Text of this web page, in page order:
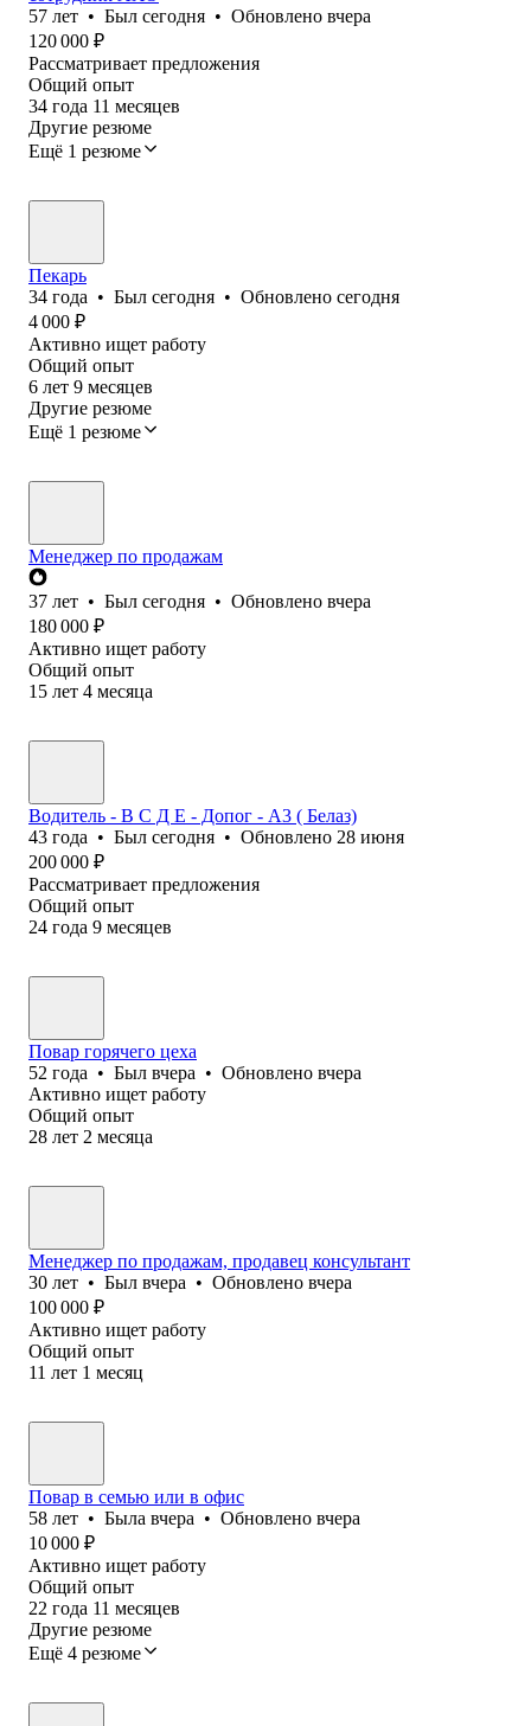
57 лет • Был сегодня • Обновлено вчера
120 000 ₽
Рассматривает предложения
Общий опыт
34 года 11 месяцев
Другие резюме
Ещё 1 резюме
Пекарь
34 года • Был сегодня • Обновлено сегодня
4 000 ₽
Активно ищет работу
Общий опыт
6 лет 9 месяцев
Другие резюме
Ещё 1 резюме
Менеджер по продажам
37 лет • Был сегодня • Обновлено вчера
180 000 ₽
Активно ищет работу
Общий опыт
15 лет 4 месяца
Водитель - В С Д Е - Допог - А3 ( Белаз)
43 года • Был сегодня • Обновлено 28 июня
200 000 ₽
Рассматривает предложения
Общий опыт
24 года 9 месяцев
Повар горячего цеха
52 года • Был вчера • Обновлено вчера
Активно ищет работу
Общий опыт
28 лет 2 месяца
Менеджер по продажам, продавец консультант
30 лет • Был вчера • Обновлено вчера
100 000 ₽
Активно ищет работу
Общий опыт
11 лет 1 месяц
Повар в семью или в офис
58 лет • Была вчера • Обновлено вчера
10 000 ₽
Активно ищет работу
Общий опыт
22 года 11 месяцев
Другие резюме
Ещё 4 резюме